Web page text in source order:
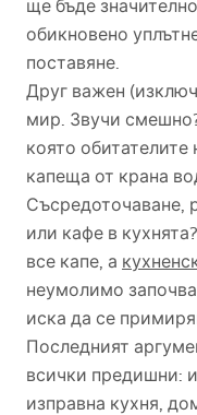
ще бъде
обикновено
поставяне.
Друг важен
мир. Звучи
която
капеща от крана
Съсредоточаване,
или кафе в
все капе, а
неумолимо
иска да се
Последният
всички предишни:
изправна кухня,